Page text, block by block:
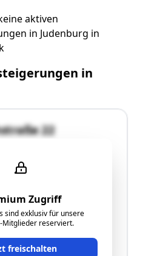
aktiven
in Judenburg in
in
Zugriff
sind exklusiv für unsere
Mitglieder reserviert.
freischalten
22
befindet sich ca. 5
des Zentrums
Familienwohnhaus mit
wurde laut
Jahr 1962 errichtet. Die
einer Nutzfläche von rund